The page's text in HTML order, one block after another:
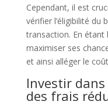
Cependant, il est
vérifier l’éligibilité du
transaction. En étant
maximiser ses
et ainsi alléger le
Investir
des frais